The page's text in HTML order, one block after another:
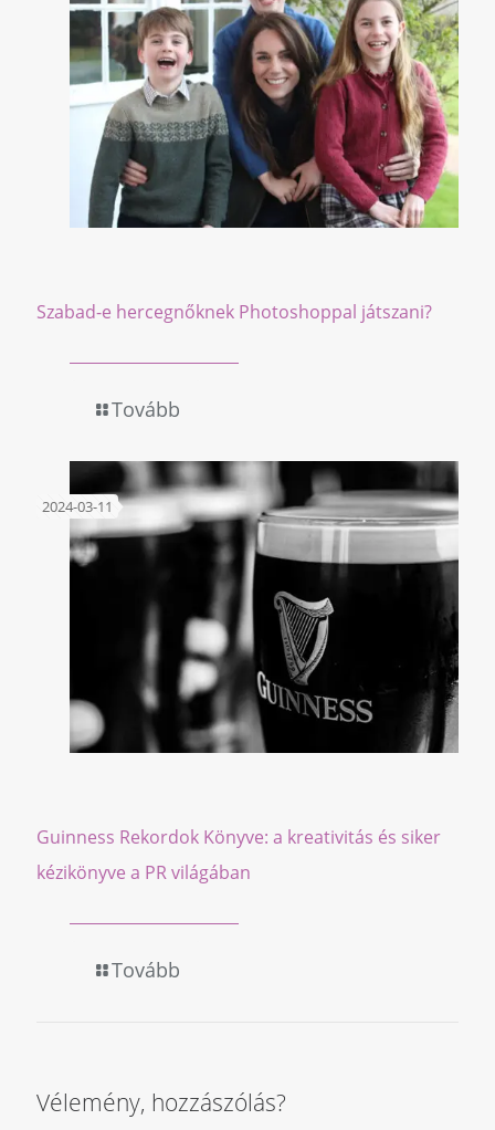
Szabad-e hercegnőknek Photoshoppal játszani?
Tovább
2024-03-11
Guinness Rekordok Könyve: a kreativitás és siker
kézikönyve a PR világában
Tovább
Vélemény, hozzászólás?